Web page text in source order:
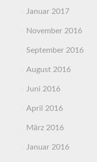
Januar 2017
November 2016
September 2016
August 2016
Juni 2016
April 2016
März 2016
Januar 2016